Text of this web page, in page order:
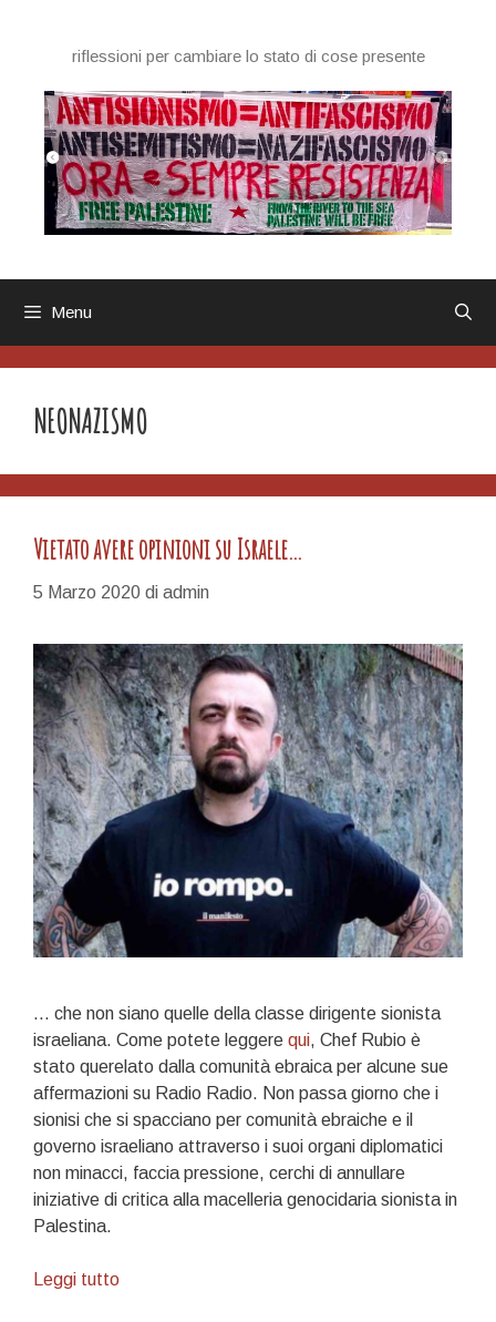
contenutoriflessioni per cambiare lo stato di cose presente
Menu
NEONAZISMO
Vietato avere opinioni su Israele…
5 Marzo 2020 di admin
… che non siano quelle della classe dirigente sionista
israeliana. Come potete leggere qui, Chef Rubio è
stato querelato dalla comunità ebraica per alcune sue
affermazioni su Radio Radio. Non passa giorno che i
sionisi che si spacciano per comunità ebraiche e il
governo israeliano attraverso i suoi organi diplomatici
non minacci, faccia pressione, cerchi di annullare
iniziative di critica alla macelleria genocidaria sionista in
Palestina.
Leggi tuttoVietato